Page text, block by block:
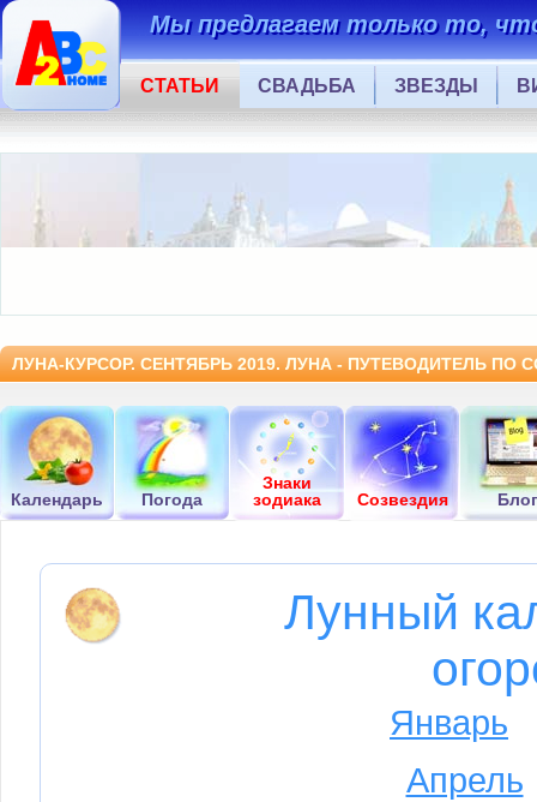
Мы предлагаем только то,
СТАТЬИ СВАДЬБА ЗВЕЗДЫ
ЛУНА-КУРСОР. СЕНТЯБРЬ 2019. ЛУНА - ПУТЕВОДИТЕЛЬ ПО
Календарь Погода
Знаки
зодиака
Созвездия Блог
Лунный
Январь
Апрель